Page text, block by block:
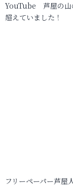
YouTube 芦屋の山
超えていました！
フリーペーパー芦屋